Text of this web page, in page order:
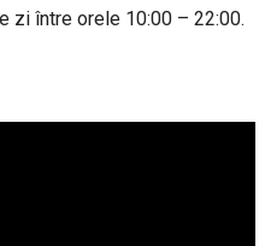
zi între orele 10:00 – 22:00.